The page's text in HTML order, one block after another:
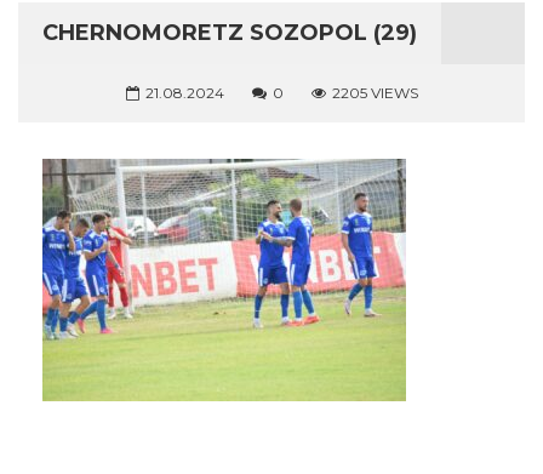
CHERNOMORETZ SOZOPOL (29)
21.08.2024 0 2205 VIEWS